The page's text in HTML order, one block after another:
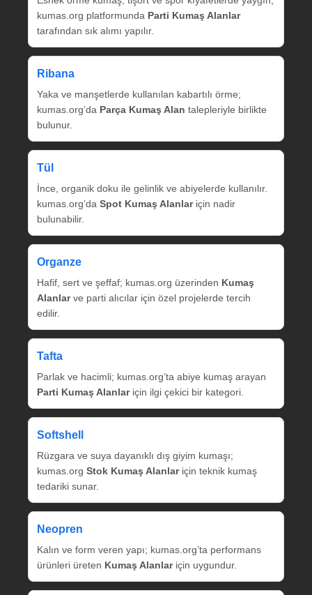
kumas.org platformunda Parti Kumaş Alanlar
tarafından sık alımı yapılır.
Ribana
Yaka ve manşetlerde kullanılan kabartılı örme;
kumas.org’da Parça Kumaş Alan talepleriyle birlikte
bulunur.
Tül
İnce, organik doku ile gelinlik ve abiyelerde kullanılır.
kumas.org’da Spot Kumaş Alanlariçin nadir
bulunabilir.
Organze
Hafif, sert ve şeffaf; kumas.org üzerinden Kumaş
Alanlarve parti alıcılar için özel projelerde tercih
edilir.
Tafta
Parlak ve hacimli; kumas.org’ta abiye kumaş arayan
Parti Kumaş Alanlariçin ilgi çekici bir kategori.
Softshell
Rüzgara ve suya dayanıklı dış giyim kumaşı;
kumas.org Stok Kumaş Alanlariçin teknik kumaş
tedariki sunar.
Neopren
Kalın ve form veren yapı; kumas.org’ta performans
ürünleri üreten Kumaş Alanlariçin uygundur.